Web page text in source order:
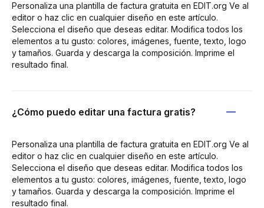
Personaliza una plantilla de factura gratuita en EDIT.org Ve al
editor o haz clic en cualquier diseño en este artículo.
Selecciona el diseño que deseas editar. Modifica todos los
elementos a tu gusto: colores, imágenes, fuente, texto, logo
y tamaños. Guarda y descarga la composición. Imprime el
resultado final.
¿Cómo puedo editar una factura gratis?
Personaliza una plantilla de factura gratuita en EDIT.org Ve al
editor o haz clic en cualquier diseño en este artículo.
Selecciona el diseño que deseas editar. Modifica todos los
elementos a tu gusto: colores, imágenes, fuente, texto, logo
y tamaños. Guarda y descarga la composición. Imprime el
resultado final.